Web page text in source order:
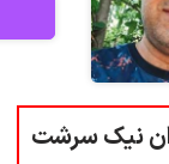
نیک سرشت